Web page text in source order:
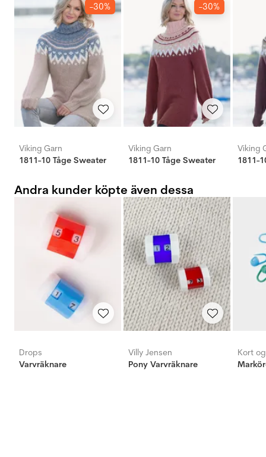
-30%
Viking Garn
1811-10 Tåge Sweater
-30%
Viking Garn
1811-10 Tåge Sweater
Viking
1811-
Andra kunder köpte även dessa
Drops
Varvräknare
Villy Jensen
Pony Varvräknare
Kort